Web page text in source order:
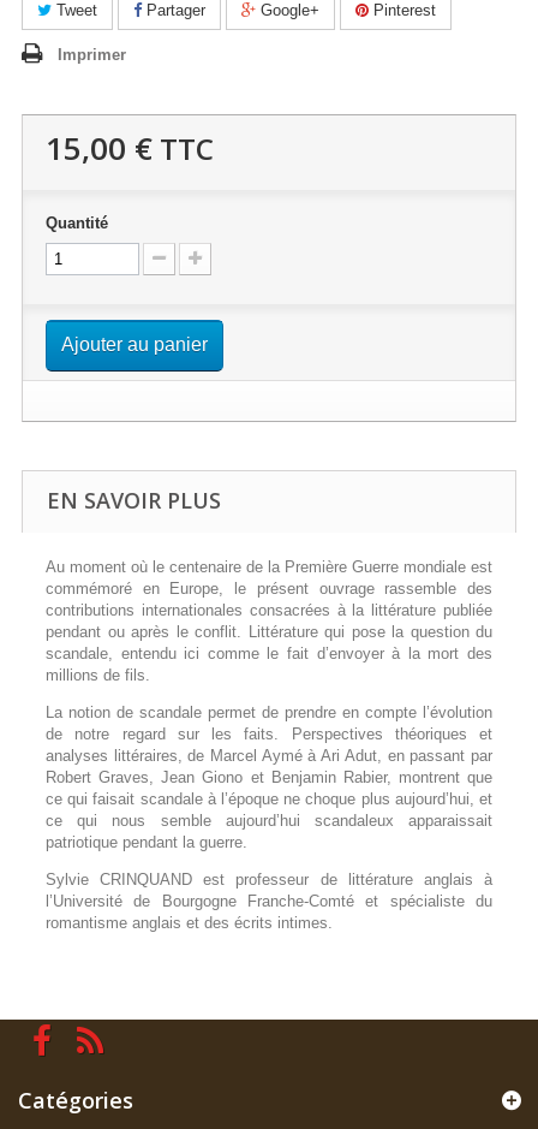
Tweet Partager Google+ Pinterest
Imprimer
15,00 € TTC
Quantité
Ajouter au panier
EN SAVOIR PLUS
Au moment où le centenaire de la Première Guerre mondiale est
commémoré en Europe, le présent ouvrage rassemble des
contributions internationales consacrées à la littérature publiée
pendant ou après le conflit. Littérature qui pose la question du
scandale, entendu ici comme le fait d’envoyer à la mort des
millions de fils.
La notion de scandale permet de prendre en compte l’évolution
de notre regard sur les faits. Perspectives théoriques et
analyses littéraires, de Marcel Aymé à Ari Adut, en passant par
Robert Graves, Jean Giono et Benjamin Rabier, montrent que
ce qui faisait scandale à l’époque ne choque plus aujourd’hui, et
ce qui nous semble aujourd’hui scandaleux apparaissait
patriotique pendant la guerre.
Sylvie CRINQUAND est professeur de littérature anglais à
l’Université de Bourgogne Franche-Comté et spécialiste du
romantisme anglais et des écrits intimes.
Catégories